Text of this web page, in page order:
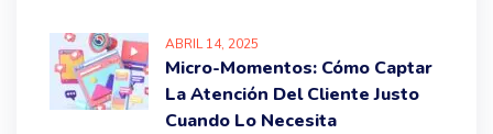
ABRIL14, 2025
Micro-Momentos: Cómo Captar
La Atención Del Cliente Justo
Cuando Lo Necesita